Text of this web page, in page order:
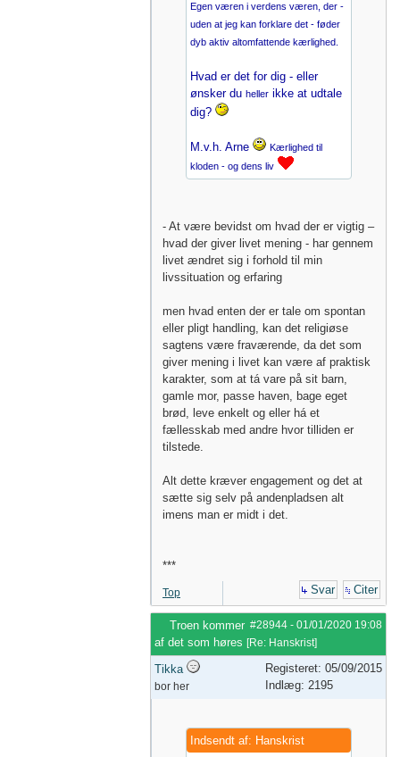
Egen væren i verdens væren, der -
uden at jeg kan forklare det - føder
dyb aktiv altomfattende kærlighed.
Hvad er det for dig - eller
ønsker du heller ikke at udtale
dig?
M.v.h. Arne
Kærlighed til
kloden - og dens liv
- At være bevidst om hvad der er vigtig –
hvad der giver livet mening - har gennem
livet ændret sig i forhold til min
livssituation og erfaring
men hvad enten der er tale om spontan
eller pligt handling, kan det religiøse
sagtens være fraværende, da det som
giver mening i livet kan være af praktisk
karakter, som at tá vare på sit barn,
gamle mor, passe haven, bage eget
brød, leve enkelt og eller há et
fællesskab med andre hvor tilliden er
tilstede.
Alt dette kræver engagement og det at
sætte sig selv på andenpladsen alt
imens man er midt i det.
***
Top Svar Citer
#28944 - 01/01/2020 19:08
Troen kommer
af det som høres [Re: Hanskrist]
Tikka
bor her
Registeret: 05/09/2015
Indlæg: 2195
Indsendt af: Hanskrist